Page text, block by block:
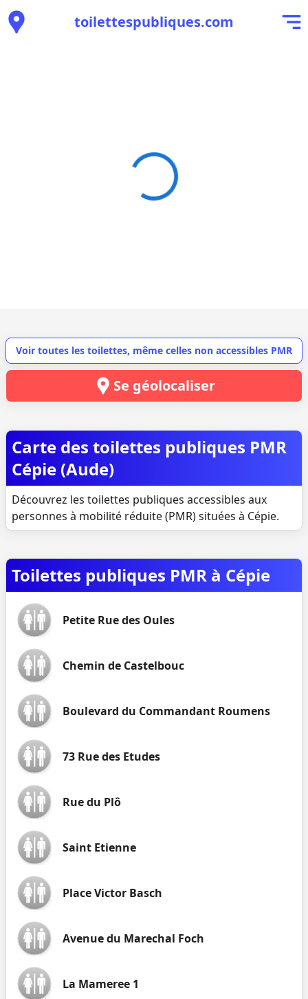
toilettespubliques.com
Voir toutes les toilettes, même celles non accessibles PMR
Se géolocaliser
Carte des toilettes publiques PMR
Cépie (Aude)
Découvrez les toilettes publiques accessibles aux
personnes à mobilité réduite (PMR) situées à Cépie.
Toilettes publiques PMR à Cépie
Petite Rue des Oules
Chemin de Castelbouc
Boulevard du Commandant Roumens
73 Rue des Etudes
Rue du Plô
Saint Etienne
Place Victor Basch
Avenue du Marechal Foch
La Mameree 1